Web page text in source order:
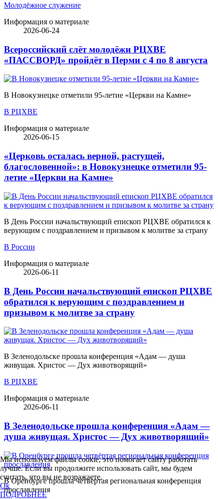
Молодёжное служение
Информация о материале
2026-06-24
Всероссийский слёт молодёжи РЦХВЕ
«ПАССВОРД» пройдёт в Перми с 4 по 8 августа
В Новокузнецке отметили 95-летие «Церкви на Камне»
В РЦХВЕ
Информация о материале
2026-06-15
«Церковь осталась верной, растущей,
благословенной»: в Новокузнецке отметили 95-
летие «Церкви на Камне»
В День России начальствующий епископ РЦХВЕ обратился к
верующим с поздравлением и призывом к молитве за страну
В России
Информация о материале
2026-06-11
В День России начальствующий епископ РЦХВЕ
обратился к верующим с поздравлением и
призывом к молитве за страну
В Зеленодольске прошла конференция «Адам — душа
живущая. Христос — Дух животворящий»
В РЦХВЕ
Информация о материале
2026-06-11
В Зеленодольске прошла конференция «Адам —
душа живущая. Христос — Дух животворящий»
В Оренбурге прошла четвёртая региональная конференция
прославления
Мы используем файлы cookie, это помогает сайту работать
лучше. Если вы продолжите использовать сайт, мы будем
считать, что вы не возражаете.
Ok
ПОДРОБНЕЕ